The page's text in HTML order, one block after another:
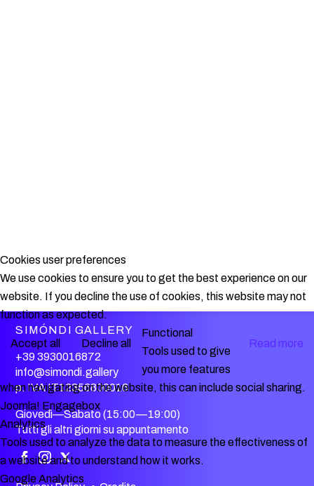
SIMÓNDI GALLERY
+39 3930016872
info@simondi.gallery
p. IVA IT12356800016
Giovedì—Sabato (15:00—19:00)
Tutti gli altri giorni su appuntamento
Cookies user preferences
We use cookies to ensure you to get the best experience on our
website. If you decline the use of cookies, this website may not
function as expected.
Accept all
Decline all Read more
Functional
Tools used to give
you more features
when navigating on the website, this can include social sharing.
Joomla! Engagebox
Analytics
Tools used to analyze the data to measure the effectiveness of
a website and to understand how it works.
Google Analytics